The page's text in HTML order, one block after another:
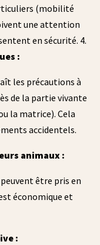
(mobilité
une attention
en sécurité. 4.
:
les précautions à
de la partie vivante
la matrice). Cela
accidentels.
animaux :
être pris en
économique et
: